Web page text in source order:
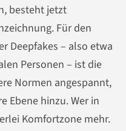
besteht jetzt
Für den
Deepfakes – also etwa
Personen – ist die
Normen angespannt,
Ebene hinzu. Wer in
Komfortzone mehr.